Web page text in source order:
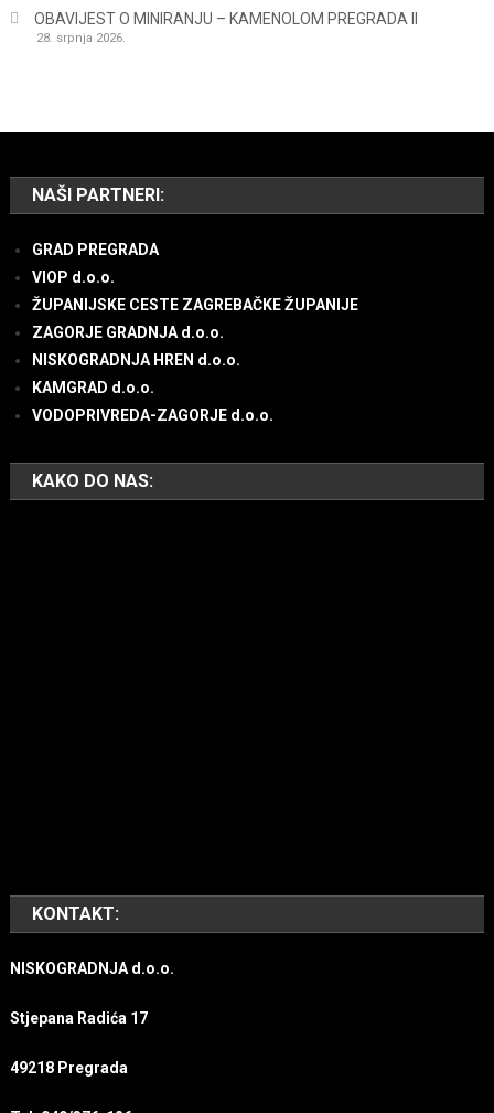
OBAVIJEST O MINIRANJU – KAMENOLOM PREGRADA II
28. srpnja 2026.
NAŠI PARTNERI:
GRAD PREGRADA
VIOP d.o.o.
ŽUPANIJSKE CESTE ZAGREBAČKE ŽUPANIJE
ZAGORJE GRADNJA d.o.o.
NISKOGRADNJA HREN d.o.o.
KAMGRAD d.o.o.
VODOPRIVREDA-ZAGORJE d.o.o.
KAKO DO NAS:
KONTAKT:
NISKOGRADNJA d.o.o.
Stjepana Radića 17
49218 Pregrada